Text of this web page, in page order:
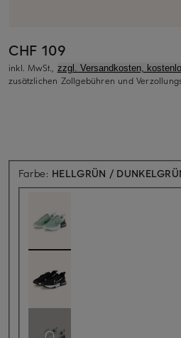
CHF 109
inkl. MwSt., zzgl. Versandkosten,
zusätzlichen Zollgebühren und
Farbe: HELLGRÜN /